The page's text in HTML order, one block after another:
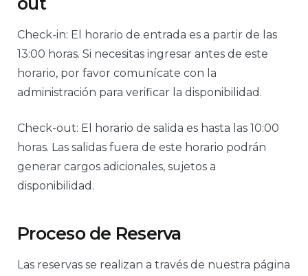
Check-in: El horario de entrada es a partir de las
13:00 horas. Si necesitas ingresar antes de este
horario, por favor comunícate con la
administración para verificar la disponibilidad.
Check-out: El horario de salida es hasta las 10:00
horas. Las salidas fuera de este horario podrán
generar cargos adicionales, sujetos a
disponibilidad.
Proceso de Reserva
Las reservas se realizan a través de nuestra página